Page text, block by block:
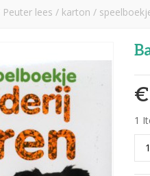
Peuter lees / karton /
€
1